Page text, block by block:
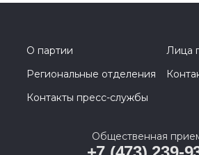
О партии
Лица
Региональные отделения
Контакты пресс-службы
Общественная